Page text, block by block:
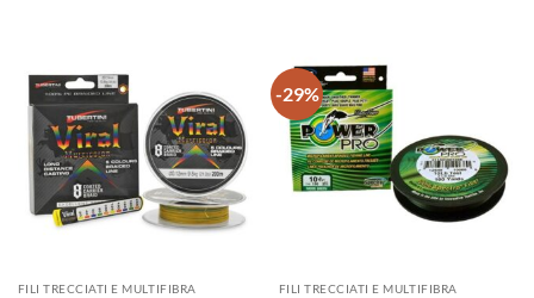
FILI TRECCIATI E MULTIFIBRA
-29%
FILI TRECCIATI E MULTIFIBRA